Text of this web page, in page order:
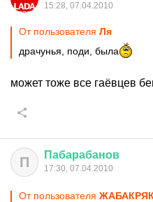
15:28, 07.04.2010
От пользователя Ля
драчунья, поди, была
может тоже все гаёвцев
П Пабарабанов
17:30, 07.04.2010
От пользователя ЖАБАКРЯК